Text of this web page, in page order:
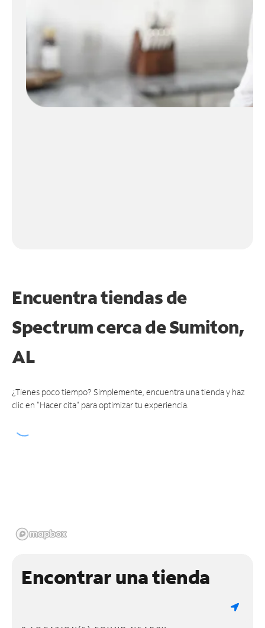
Encuentra tiendas de
Spectrum cerca deSumiton,
AL
¿Tienes poco tiempo? Simplemente, encuentra una tienda y haz
clic en "Hacer cita" para optimizar tu experiencia.
Encontrar una tienda